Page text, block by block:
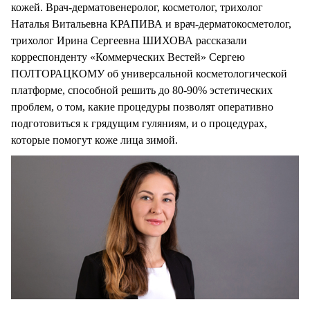
кожей. Врач-дерматовенеролог, косметолог, трихолог
Наталья Витальевна КРАПИВА и врач-дерматокосметолог,
трихолог Ирина Сергеевна ШИХОВА рассказали
корреспонденту «Коммерческих Вестей» Сергею
ПОЛТОРАЦКОМУ об универсальной косметологической
платформе, способной решить до 80-90% эстетических
проблем, о том, какие процедуры позволят оперативно
подготовиться к грядущим гуляниям, и о процедурах,
которые помогут коже лица зимой.